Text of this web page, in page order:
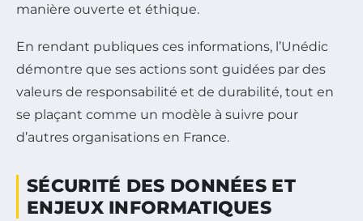
manière ouverte et éthique.
En rendant publiques ces informations, l’Unédic
démontre que ses actions sont guidées par des
valeurs de responsabilité et de durabilité, tout en
se plaçant comme un modèle à suivre pour
d’autres organisations en France.
SÉCURITÉ DES DONNÉES ET
ENJEUX INFORMATIQUES